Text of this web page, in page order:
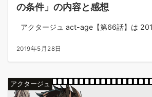
の条件」の内容と感想
アクタージュ act-age【第66話】は
2019年5月28日
アクタージュ